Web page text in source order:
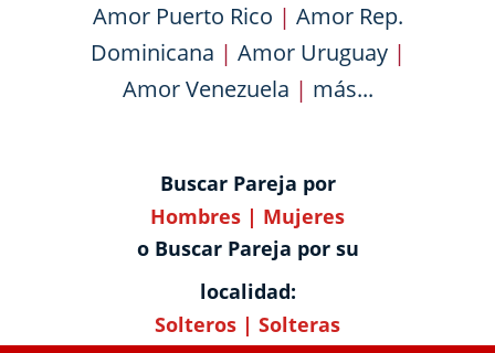
Amor Puerto Rico | Amor Rep.
Dominicana | Amor Uruguay|
Amor Venezuela | más...
Buscar Pareja por
Hombres | Mujeres
o Buscar Pareja por su
localidad:
Solteros | Solteras